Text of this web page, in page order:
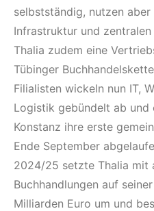
selbstständig, nutzen
Infrastruktur und
Thalia zudem eine
Tübinger
Filialisten wickeln nun IT,
Logistik gebündelt ab
Konstanz ihre erste
Ende September
2024/25 setzte Thalia mit
Buchhandlungen auf
Milliarden Euro um und